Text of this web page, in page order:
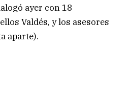
ayer con 18
Valdés, y los asesores
aparte).